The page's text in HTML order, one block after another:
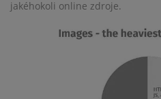
jakéhokoli online zdroje.